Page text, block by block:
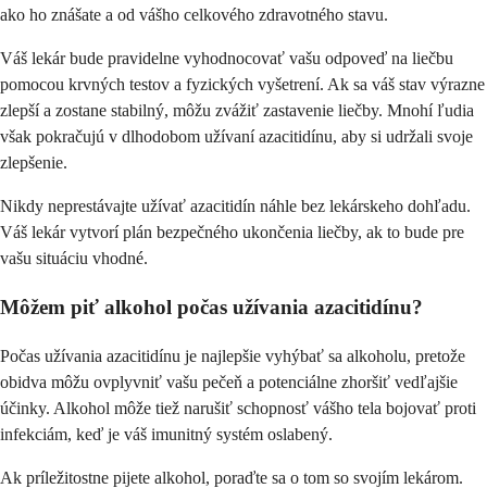
ako ho znášate a od vášho celkového zdravotného stavu.
Váš lekár bude pravidelne vyhodnocovať vašu odpoveď na liečbu
pomocou krvných testov a fyzických vyšetrení. Ak sa váš stav výrazne
zlepší a zostane stabilný, môžu zvážiť zastavenie liečby. Mnohí ľudia
však pokračujú v dlhodobom užívaní azacitidínu, aby si udržali svoje
zlepšenie.
Nikdy neprestávajte užívať azacitidín náhle bez lekárskeho dohľadu.
Váš lekár vytvorí plán bezpečného ukončenia liečby, ak to bude pre
vašu situáciu vhodné.
Môžem piť alkohol počas užívania azacitidínu?
Počas užívania azacitidínu je najlepšie vyhýbať sa alkoholu, pretože
obidva môžu ovplyvniť vašu pečeň a potenciálne zhoršiť vedľajšie
účinky. Alkohol môže tiež narušiť schopnosť vášho tela bojovať proti
infekciám, keď je váš imunitný systém oslabený.
Ak príležitostne pijete alkohol, poraďte sa o tom so svojím lekárom.